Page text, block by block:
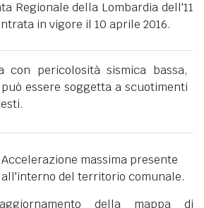
Regionale della Lombardia dell'11
in vigore il 10 aprile 2016.
con pericolosità sismica bassa,
essere soggetta a scuotimenti
Accelerazione massima presente
all'interno del territorio comunale.
della mappa di